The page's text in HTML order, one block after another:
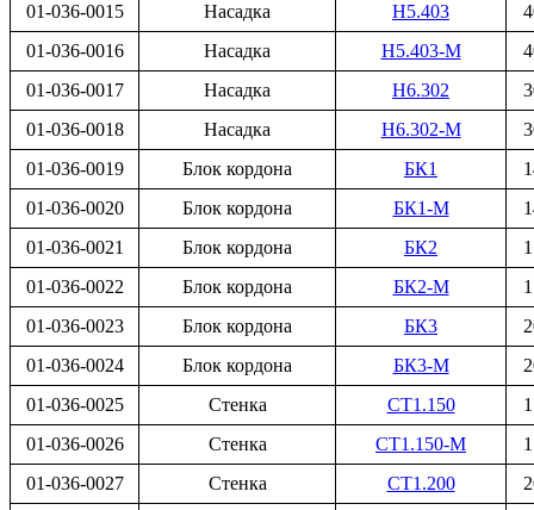
01-036-0015
Насадка Н5.403
01-036-0016
Насадка Н5.403-М
01-036-0017
Насадка Н6.302
01-036-0018
Насадка Н6.302-М
01-036-0019
Блок кордона БК1
01-036-0020
Блок кордона БК1-М
01-036-0021
Блок кордона БК2
01-036-0022
Блок кордона БК2-М
01-036-0023
Блок кордона БК3
01-036-0024
Блок кордона БК3-М
01-036-0025
Стенка СТ1.150
01-036-0026
Стенка СТ1.150-М
01-036-0027
Стенка СТ1.200